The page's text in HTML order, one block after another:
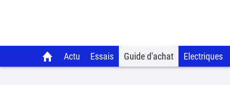
Actu Essais Guide d'achat Electriques